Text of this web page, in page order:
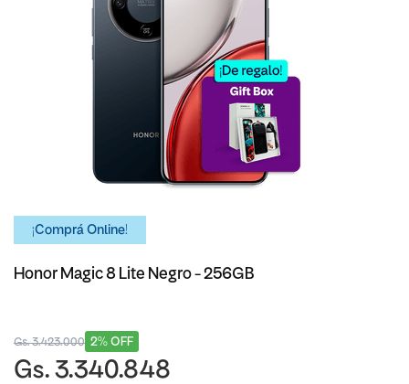
¡Comprá Online!
Honor Magic 8 Lite Negro - 256GB
2% OFF
Gs. 3.423.000
Gs. 3.340.848